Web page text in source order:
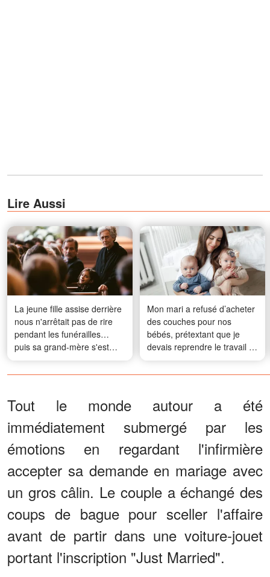
Lire Aussi
La jeune fille assise derrière
nous n'arrêtait pas de rire
pendant les funérailles…
puis sa grand-mère s'est
levée
Mon mari a refusé d’acheter
des couches pour nos
bébés, prétextant que je
devais reprendre le travail –
J’ai accepté, mais à une
condition
Tout le monde autour a été
immédiatement submergé par les
émotions en regardant l'infirmière
accepter sa demande en mariage avec
un gros câlin. Le couple a échangé des
coups de bague pour sceller l'affaire
avant de partir dans une voiture-jouet
portant l'inscription "Just Married".